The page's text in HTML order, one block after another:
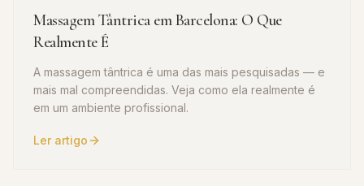
Massagem Tântrica em Barcelona: O Que
Realmente É
A massagem tântrica é uma das mais pesquisadas — e
mais mal compreendidas. Veja como ela realmente é
em um ambiente profissional.
Ler artigo